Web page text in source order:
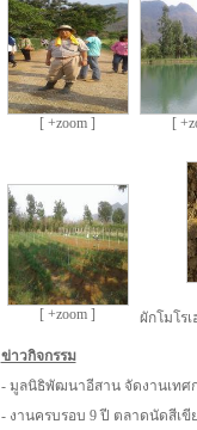
[ +zoom ] [
[ +zoom ] ผักโมโร
ข่าวกิจกรรม
- มูลนิธิพัฒนาอีสาน จัดงานเทศก
- งานครบรอบ 9 ปี ตลาดนัดสีเ